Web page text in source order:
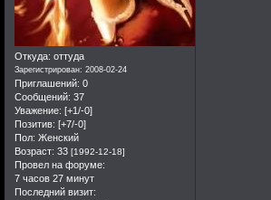
Откуда: оттуда
Зарегистрирован: 2008-02-24
Приглашений: 0
Сообщений: 37
Уважение: [+1/-0]
Позитив: [+7/-0]
Пол: Женский
Возраст: 33[1992-12-18]
Провел на форуме:
7 часов 27 минут
Последний визит: